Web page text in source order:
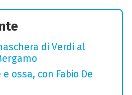
di Verdi al
ossa, con Fabio De